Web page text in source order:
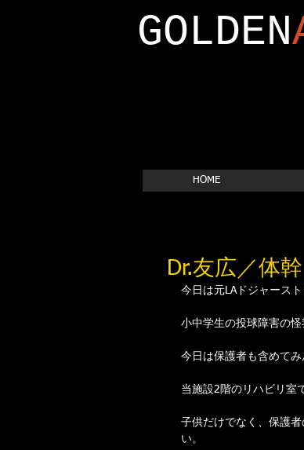
GOLDEN
HOME
Dr.友広／体
今日は元LAドジャース
小中学生の投球障害の
今日は保護者も含めて
当施設2階のリハビリ室
子供だけでなく、保護
い。